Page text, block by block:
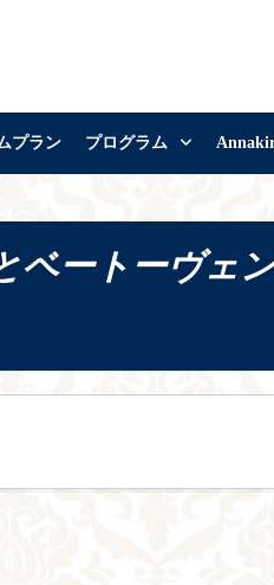
プラン プログラム
ベートーヴェ